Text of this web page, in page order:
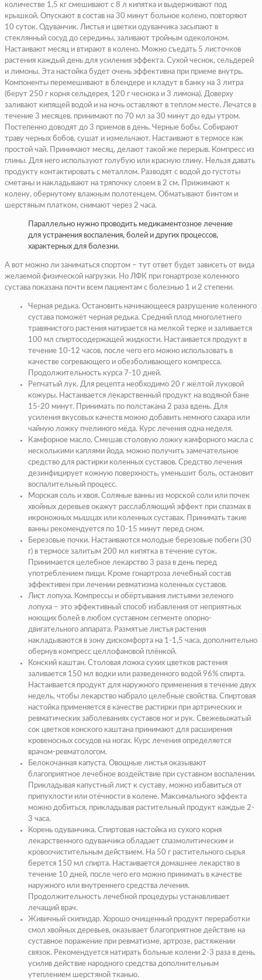
количестве 1,5 кг смешивают с 8 л кипятка и выдерживают под
крышкой. Опускают в состав на 30 минут больное колено, повторяют
10 суток. Одуванчик. Листья и цветки одуванчика засыпают в
стеклянный сосуд до середины, заливают тройным одеколоном.
Настаивают месяц и втирают в колено. Можно съедать 5 листочков
растения каждый день для усиления эффекта. Сухой чеснок, сельдерей
и лимоны. Эта настойка будет очень эффективна при приеме внутрь.
Компоненты перемешивают в блендере и кладут в банку на 3 литра
(берут 250 г корня сельдерея, 120 г чеснока и 3 лимона). Доверху
заливают кипящей водой и на ночь оставляют в теплом месте. Лечатся в
течение 3 месяцев. принимают по 70 мл за 30 минут до еды утром.
Постепенно доводят до 3 приемов в день. Черные бобы. Собирают
траву черных бобов, сушат и измельчают. Настаивают в термосе как
простой чай. Принимают месяц, делают такой же перерыв. Компресс из
глины. Для него используют голубую или красную глину. Нельзя давать
продукту контактировать с металлом. Разводят с водой до густоты
сметаны и накладывают на тряпочку слоем в 2 см. Прижимают к
колену, обернутому влажным полотенцем. Обматывают бинтом и
шерстяным платком, снимают через 2 часа.
Параллельно нужно проводить медикаментозное лечение
для устранения воспаления, болей и других процессов,
характерных для болезни.
А вот можно ли заниматься спортом – тут ответ будет зависеть от вида
желаемой физической нагрузки. Но ЛФК при гонартрозе коленного
сустава показана почти всем пациентам с болезнью 1 и 2 степени.
Черная редька. Остановить начинающееся разрушение коленного
сустава поможет черная редька. Средний плод многолетнего
травянистого растения натирается на мелкой терке и заливается
100 мл спиртосодержащей жидкости. Настаивается продукт в
течение 10-12 часов, после чего его можно использовать в
качестве согревающего и обезболивающего компресса.
Продолжительность курса 7-10 дней.
Репчатый лук. Для рецепта необходимо 20 г жёлтой луковой
кожуры. Настаивается лекарственный продукт на водяной бане
15-20 минут. Принимать по полстакана 2 раза вдень. Для
усиления вкусовых качеств можно добавить немного сахара или
чайную ложку пчелиного мёда. Курс лечения одна неделя.
Камфорное масло. Смешав столовую ложку камфорного масла с
несколькими каплями йода, можно получить замечательное
средство для растирки коленных суставов. Средство лечения
дезинфицирует кожную поверхность, уменьшит боль, остановит
воспалительный процесс.
Морская соль и хвоя. Соляные ванны из морской соли или почек
хвойных деревьев окажут расслабляющий эффект при спазмах в
икроножных мышцах или коленных суставах. Принимать такие
ванны рекомендуется по 10-15 минут перед сном.
Березовые почки. Настаиваются молодые березовые побеги (30
г) в термосе залитым 200 мл кипятка в течение суток.
Принимается целебное лекарство 3 раза в день перед
употреблением пищи. Кроме гонартроза лечебный состав
эффективен при лечении ревматизма коленных суставов.
Лист лопуха. Компрессы и обёртывания листьями зеленого
лопуха – это эффективный способ избавления от неприятных
ноющих болей в любом суставном сегменте опорно-
двигательного аппарата. Размятые листья растения
накладываются в зону дискомфорта на 1-1,5 часа, дополнительно
обернув компресс целлофановой плёнкой.
Конский каштан. Столовая ложка сухих цветков растения
заливается 150 мл водки или разведенного водой 96% спирта.
Настаивается продукт для наружного применения в течение двух
недель, чтобы лекарство набрало целебные свойства. Спиртовая
настойка применяется в качестве растирки при артрических и
ревматических заболеваниях суставов ног и рук. Свежевыжатый
сок цветков конского каштана принимают для расширения
кровеносных сосудов на ногах. Курс лечения определяется
врачом-ревматологом.
Белокочанная капуста. Овощные листья оказывают
благоприятное лечебное воздействие при суставном воспалении.
Прикладывая капустный лист к суставу, можно избавиться от
припухлости или отёчности в колене. Максимального эффекта
можно добиться, прикладывая растительный продукт каждые 2-
3 часа.
Корень одуванчика. Спиртовая настойка из сухого корня
лекарственного одуванчика обладает спазмолитическим и
кровоочистительным действием. На 50 г растительного сырья
берется 150 мл спирта. Настаивается домашнее лекарство в
течение 10 дней, после чего его можно принимать в качестве
наружного или внутреннего средства лечения.
Продолжительность лечебной процедуры устанавливает
лечащий врач.
Живичный скипидар. Хорошо очищенный продукт переработки
смол хвойных деревьев, оказывает благоприятное действие на
суставное поражение при ревматизме, артрозе, растяжении
связок. Рекомендуется натирать больные колени 2-3 раза в день,
усилив действие народного средства дополнительным
утеплением шерстяной тканью.